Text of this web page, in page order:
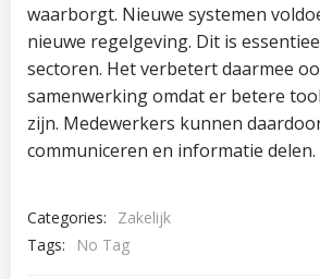
waarborgt. Nieuwe systemen
nieuwe regelgeving. Dit is
sectoren. Het verbetert daarmee
samenwerking omdat er betere
zijn. Medewerkers kunnen
communiceren en informatie delen.
Categories:
Zakelijk
Tags:
No Tag